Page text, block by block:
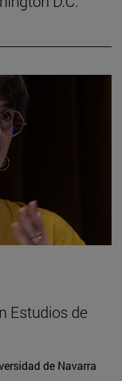
Estudios de
de Navarra